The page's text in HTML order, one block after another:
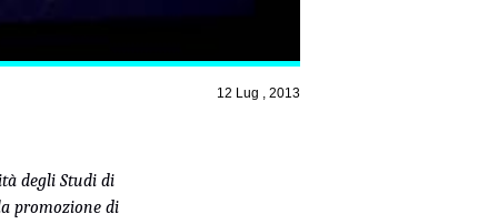
12 Lug , 2013
degli Studi di
promozione di